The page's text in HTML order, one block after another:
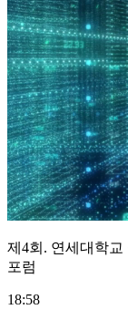
제4회. 연세대학
포럼
18:58